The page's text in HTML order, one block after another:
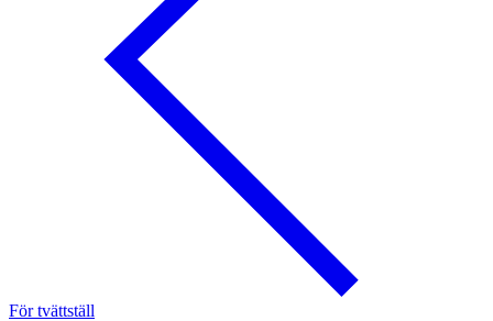
För tvättställ